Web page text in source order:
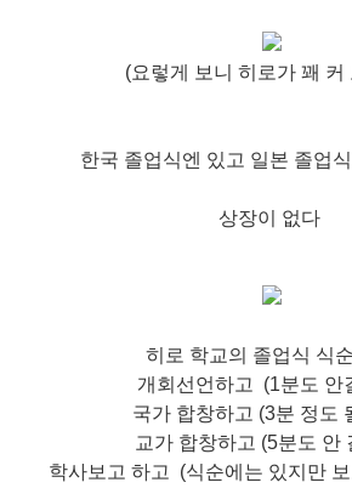
(요렇게 보니 히로가 꽤 커
한국 졸업식엔 있고 일본 졸업
상장이 없다
히로 학교의 졸업식 식
개회선언하고 (1분도 안
국가 합창하고 (3분 정도
교가 합창하고 (5분도 안
학사보고 하고 (식순에는 있지만